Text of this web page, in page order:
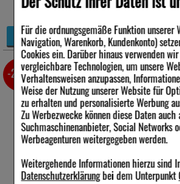
Für die ordnungsgemäße Funktion unserer
Navigation, Warenkorb, Kundenkonto)
Cookies ein. Darüber hinaus verwenden
vergleichbare Technologien, um unsere
Verhaltensweisen anzupassen,
Weise der Nutzung unserer Website für
zu erhalten und personalisierte Werbung
Zu Werbezwecke können diese Daten
Suchmaschinenanbieter, Social Networks
Werbeagenturen weitergegeben werden.
Weitergehende Informationen hierzu sind
Datenschutzerklärungbei dem Unterpunkt
100 ml *
+
−
Details
ATUSA
Anbieter: PEKANA
Naturheilmittel
Menge: 125ml
Darreichungsform:
PZN:
03796241
9,09 €
Statt: 11,80 € ²
inkl. MwSt zzgl.
-23%